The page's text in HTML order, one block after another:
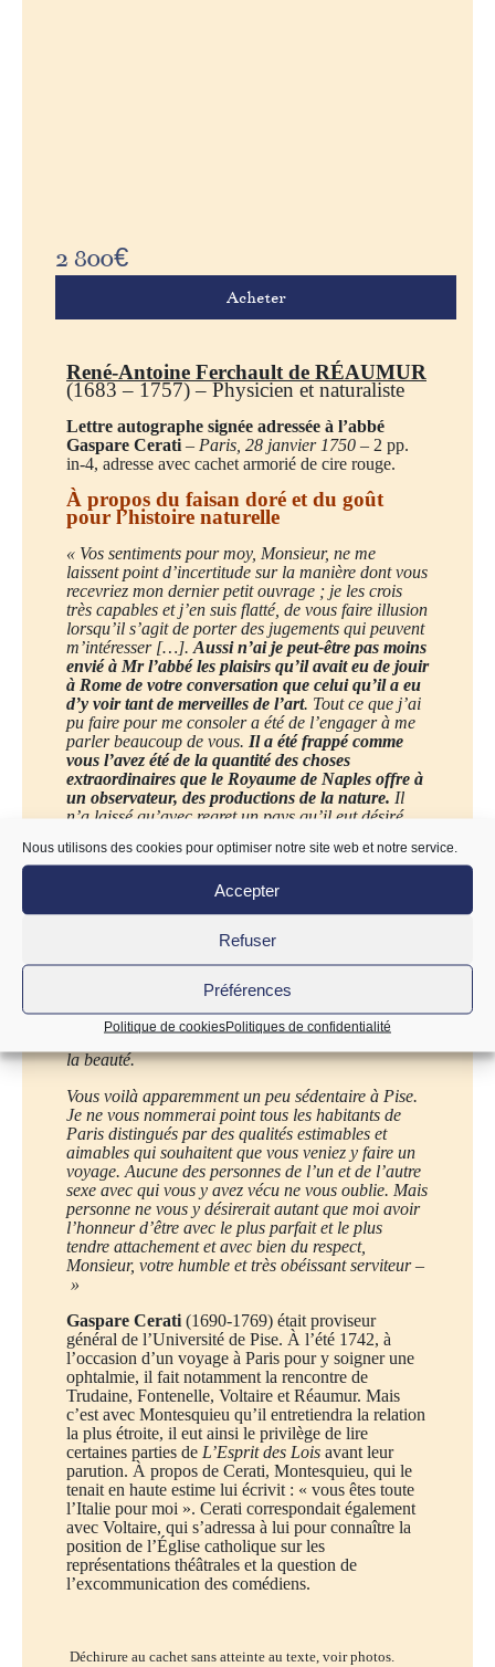
Nous utilisons des cookies pour optimiser notre site web et notre service.
Accepter
Refuser
Préférences
Politique de cookiesPolitiques de confidentialité
2 800€
Acheter
René-Antoine Ferchault de RÉAUMUR
(1683 – 1757) – Physicien et naturaliste
Lettre autographe signée adressée à l’abbé
Gaspare Cerati – Paris, 28 janvier 1750 – 2 pp.
in-4, adresse avec cachet armorié de cire rouge.
À propos du faisan doré et du goût
pour l’histoire naturelle
« Vos sentiments pour moy, Monsieur, ne me
laissent point d’incertitude sur la manière dont vous
recevriez mon dernier petit ouvrage ; je les crois
très capables et j’en suis flatté, de vous faire illusion
lorsqu’il s’agit de porter des jugements qui peuvent
m’intéresser […]. Aussi n’ai je peut-être pas moins
envié à Mr l’abbé les plaisirs qu’il avait eu de jouir
à Rome de votre conversation que celui qu’il a eu
d’y voir tant de merveilles de l’art. Tout ce que j’ai
pu faire pour me consoler a été de l’engager à me
parler beaucoup de vous. Il a été frappé comme
vous l’avez été de la quantité des choses
extraordinaires que le Royaume de Naples offre à
un observateur, des productions de la nature. Il
n’a laissé qu’avec regret un pays qu’il eut désiré
L’oiseau de la Chine d’une beauté admirable dont
vous a entretenu votre jésuite de Naples pourrait
cours de ces oiseaux et nous y parviendrons
probablement si le goût pour l’histoire naturelle
continue à s’étendre.M Charles Benbineck frère
maison de campagne proche la Haye des poules et
la beauté.
Vous voilà apparemment un peu sédentaire à Pise.
Je ne vous nommerai point tous les habitants de
Paris distingués par des qualités estimables et
aimables qui souhaitent que vous veniez y faire un
voyage. Aucune des personnes de l’un et de l’autre
sexe avec qui vous y avez vécu ne vous oublie. Mais
personne ne vous y désirerait autant que moi avoir
l’honneur d’être avec le plus parfait et le plus
tendre attachement et avec bien du respect,
Monsieur, votre humble et très obéissant serviteur–
»
Gaspare Cerati (1690-1769) était proviseur
général de l’Université de Pise. À l’été 1742, à
l’occasion d’un voyage à Paris pour y soigner une
ophtalmie, il fait notamment la rencontre de
Trudaine, Fontenelle, Voltaire et Réaumur. Mais
c’est avec Montesquieu qu’il entretiendra la relation
la plus étroite, il eut ainsi le privilège de lire
certaines parties de L’Esprit des Lois avant leur
parution. À propos de Cerati, Montesquieu, qui le
tenait en haute estime lui écrivit : « vous êtes toute
l’Italie pour moi ». Cerati correspondait également
avec Voltaire, qui s’adressa à lui pour connaître la
position de l’Église catholique sur les
représentations théâtrales et la question de
l’excommunication des comédiens.
Déchirure au cachet sans atteinte au texte, voir photos.